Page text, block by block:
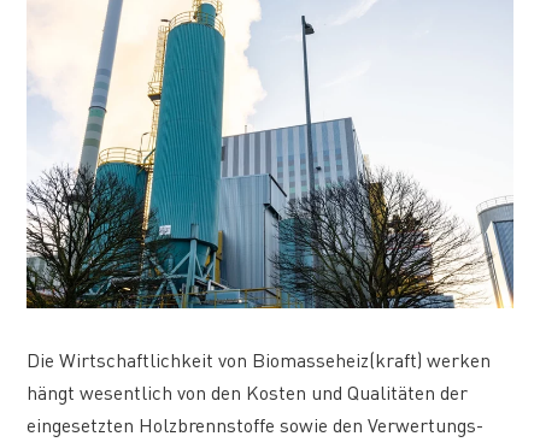
Die Wirtschaftlichkeit von Biomasseheiz(kraft) werken
hängt wesentlich von den Kosten und Qualitäten der
eingesetzten Holzbrennstoffe sowie den Verwertungs-